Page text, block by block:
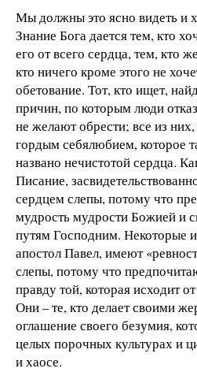
Мы должны это ясно видеть и
Знание Бога дается тем, кто
его от всего сердца, тем, кто
кто ничего кроме этого не
обетование. Тот, кто ищет,
причин, по которым люди
не желают обрести; все из
гордым себялюбием, которое
названо нечистотой сердца.
Писание,
сердцем слепы, потому что
мудрость мудрости Божией и
путям Господним. Некоторые
апостол Павел, имеют
слепы, потому что
правду той, которая исходит
Они – те, кто делает своими
оглашение своего безумия,
целых порочных культурах и
и хаосе.